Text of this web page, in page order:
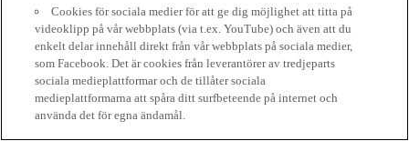
Cookies för sociala medier för att ge dig möjlighet att titta på
videoklipp på vår webbplats (via t.ex. YouTube) och även att du
enkelt delar innehåll direkt från vår webbplats på sociala medier,
som Facebook. Det är cookies från leverantörer av tredjeparts
sociala medieplattformar och de tillåter sociala
medieplattformarna att spåra ditt surfbeteende på internet och
använda det för egna ändamål.